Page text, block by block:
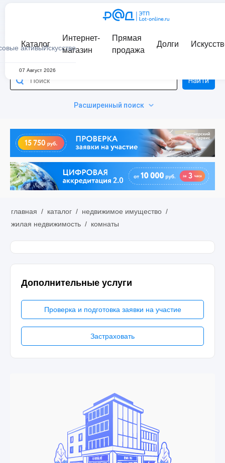
активыИскусство
Каталог
Интернет-
магазин
Прямая
продажа
Долги
07 Август 2026
Расширенный поиск
Найти
главная / каталог / недвижимое имущество /
жилая недвижимость / комнаты
Дополнительные услуги
Проверка и подготовка заявки на участие
Застраховать